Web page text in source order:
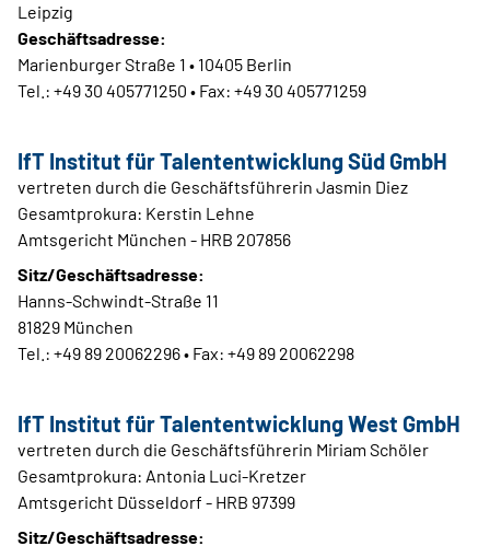
Leipzig
Geschäftsadresse:
Marienburger Straße 1 • 10405 Berlin
Tel.: +49 30 405771250 • Fax: +49 30 405771259
IfT Institut für Talententwicklung Süd GmbH
vertreten durch die Geschäftsführerin Jasmin Diez
Gesamtprokura: Kerstin Lehne
Amtsgericht München - HRB 207856
Sitz/Geschäftsadresse:
Hanns-Schwindt-Straße 11
81829 München
Tel.: +49 89 20062296 • Fax: +49 89 20062298
IfT Institut für Talententwicklung West GmbH
vertreten durch die Geschäftsführerin Miriam Schöler
Gesamtprokura: Antonia Luci-Kretzer
Amtsgericht Düsseldorf - HRB 97399
Sitz/Geschäftsadresse: